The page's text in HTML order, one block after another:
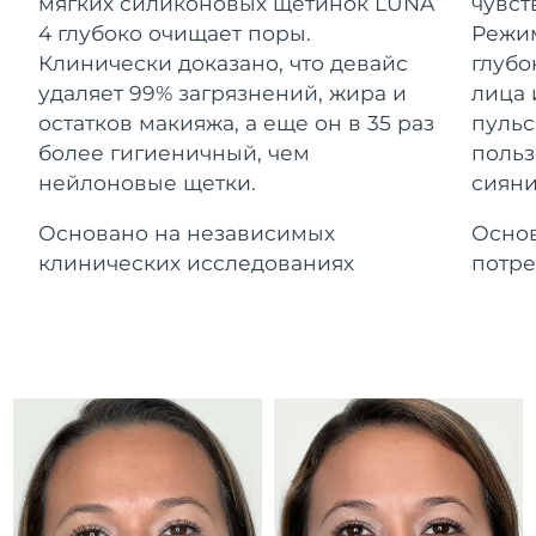
4 глубоко очищает поры.
Клинически доказано, что девайс
удаляет 99% загрязнений, жира и
остатков макияжа, а еще он в 35 раз
более гигиеничный, чем
нейлоновые щетки.
Основано на независимых
клинических исследованиях
лица
For healthy hair
Косметика Для мужчин
Купить
Гибралтар
Ожидаемая дата доставки
13/8/26
Греция
Ожидаемая дата доставки
Гонконг (САР)
Ожидаемая дата доставки
10/8/26
Венгрия
Ожидаемая дата доставки
Ирландия
Ожидаемая дата доставки
9/8/26
о-в Мэн
Ожидаемая дата доставки